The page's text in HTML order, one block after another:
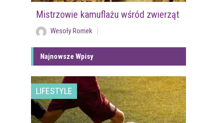
Mistrzowie kamuflażu wśród zwierząt
Wesoły Romek
Najnowsze Wpisy
LIFESTYLE